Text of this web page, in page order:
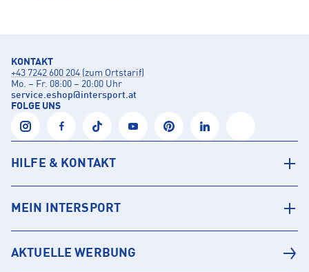
KONTAKT
+43 7242 600 204 (zum Ortstarif)
Mo. – Fr. 08:00 – 20:00 Uhr
service.eshop@intersport.at
FOLGE UNS
HILFE & KONTAKT
MEIN INTERSPORT
AKTUELLE WERBUNG